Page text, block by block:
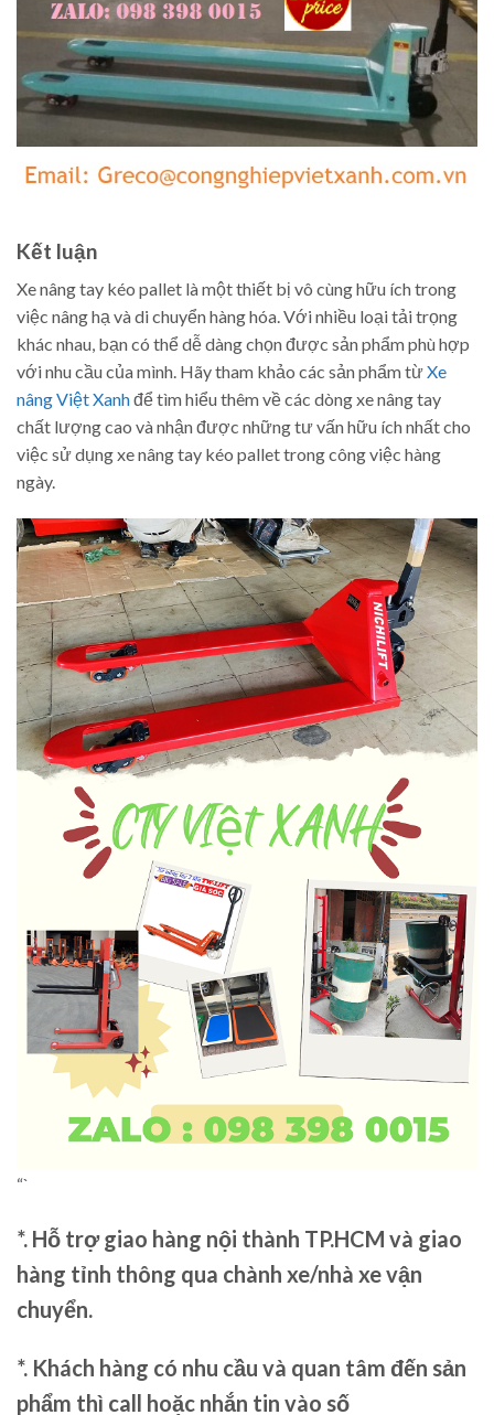
Kết luận
Xe nâng tay kéo pallet là một thiết bị vô cùng hữu ích trong
việc nâng hạ và di chuyển hàng hóa. Với nhiều loại tải trọng
khác nhau, bạn có thể dễ dàng chọn được sản phẩm phù hợp
với nhu cầu của mình. Hãy tham khảo các sản phẩm từXe
nâng Việt Xanhđể tìm hiểu thêm về các dòng xe nâng tay
chất lượng cao và nhận được những tư vấn hữu ích nhất cho
việc sử dụng xe nâng tay kéo pallet trong công việc hàng
ngày.
“`
*. Hỗ trợ giao hàng nội thành TP.HCM và giao
hàng tỉnh thông qua chành xe/nhà xe vận
chuyển.
*. Khách hàng có nhu cầu và quan tâm đến sản
phẩm thì call hoặc nhắn tin vào số